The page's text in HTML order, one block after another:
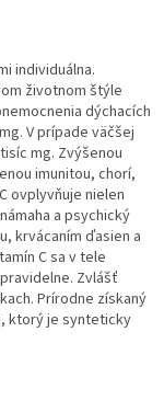
individuálna.
životnom štýle
dýchacích
V prípade väčšej
mg. Zvýšenou
imunitou, chorí,
ovplyvňuje nielen
a psychický
krvácaním ďasien a
C sa v tele
Zvlášť
Prírodne získaný
ktorý je synteticky